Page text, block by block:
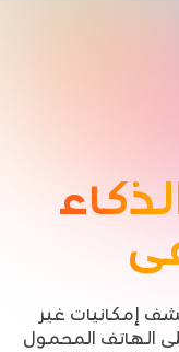
إمكانيات غير
الهاتف المحمول